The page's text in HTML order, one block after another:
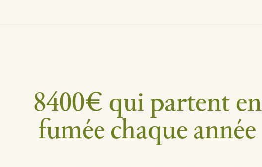
8400€ qui partent en
fumée chaque année